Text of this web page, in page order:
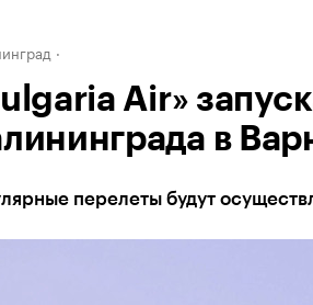
Air»
в
перелеты будут